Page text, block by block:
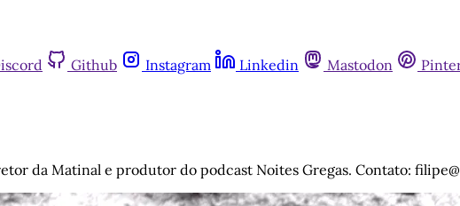
Github Instagram Linkedin Mastodon
da Matinal e produtor do podcast Noites Gregas. Contato: